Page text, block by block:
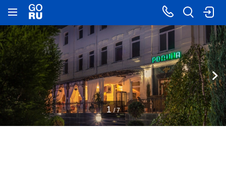
1 / 7